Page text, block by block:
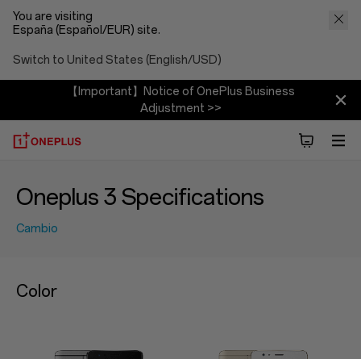
You are visiting
España (Español/EUR) site.
Switch to United States (English/USD)
【Important】Notice of OnePlus Business
Adjustment >>
Oneplus 3 Specifications
Cambio
Color